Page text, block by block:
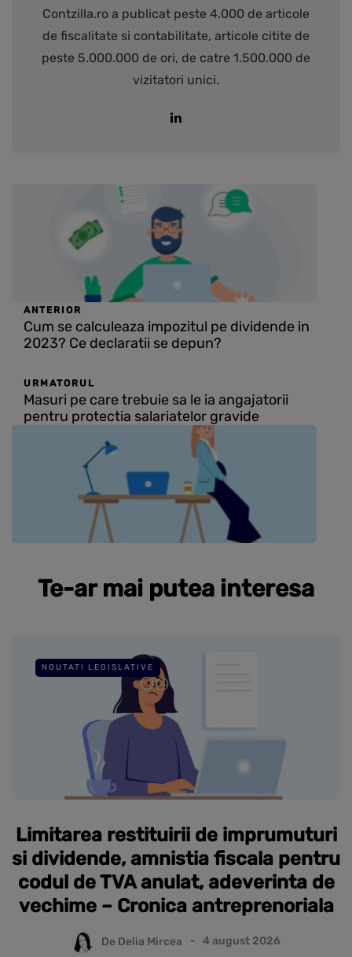
Contzilla.ro a publicat peste 4.000 de articole
de fiscalitate si contabilitate, articole citite de
peste 5.000.000 de ori, de catre 1.500.000 de
vizitatori unici.
ANTERIOR
Cum se calculeaza impozitul pe dividende in
2023? Ce declaratii se depun?
URMATORUL
Masuri pe care trebuie sa le ia angajatorii
pentru protectia salariatelor gravide
Te-ar mai putea interesa
NOUTATI LEGISLATIVE
Limitarea restituirii de imprumuturi
si dividende, amnistia fiscala pentru
codul de TVA anulat, adeverinta de
vechime – Cronica antreprenoriala
De Delia Mircea 4 august 2026